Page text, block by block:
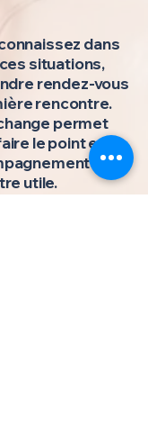
dans
situations,
rendez-vous
rencontre.
permet
le point et de
peut
utile.